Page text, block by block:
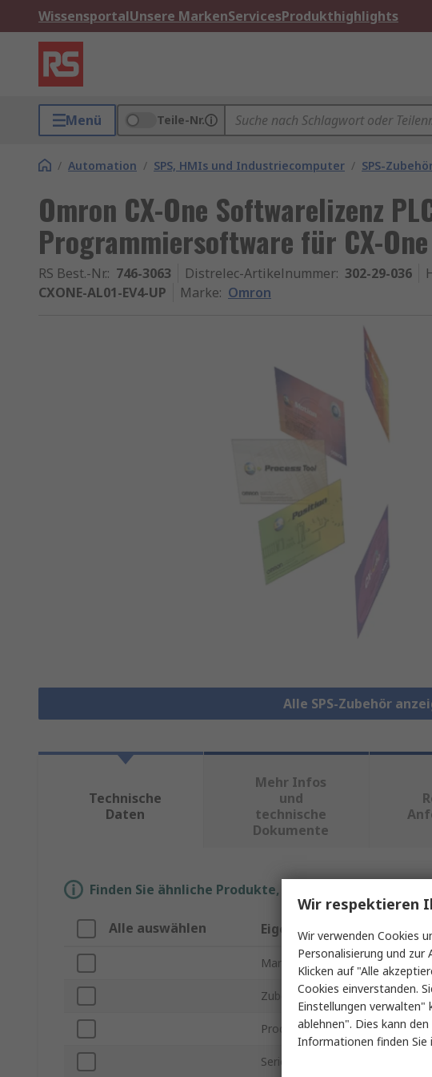
WissensportalUnsere MarkenServicesProdukthighlights
Menü Teile-Nr.
/ Automation / SPS, HMIs und Industriecomputer / SPS-
Omron CX-One Softwarelizenz
Programmiersoftware für CX-
RS Best.-Nr.: 746-3063 Distrelec-Artikelnummer: 302-29-036
CXONE-AL01-EV4-UP
Marke: Omron
Alle SPS-Zubehör
Technische
Daten
Mehr Infos
und
technische
Dokumente
Finden Sie ähnliche Produkte, indem Sie ein oder
Alle auswählen Eigenschaft
Marke
Zubehörtyp
Produkt Typ
Serie
Wir respektieren
Wir verwenden Cookies
Personalisierung und
Klicken auf "Alle
Cookies einverstanden.
Einstellungen verwalten"
ablehnen". Dies kann
Informationen finden Sie